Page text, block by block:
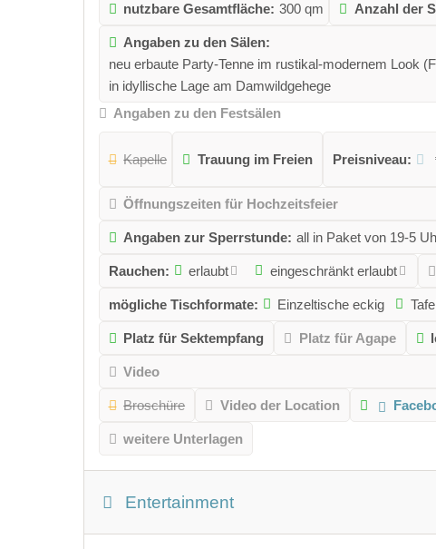
nutzbare Gesamtfläche: 300 qm Anzahl der
Angaben zu den Sälen:
neu erbaute Party-Tenne im rustikal-modernem Look
in idyllische Lage am Damwildgehege
Angaben zu den Festsälen
Kapelle Trauung im Freien Preisniveau:
Öffnungszeiten für Hochzeitsfeier
Angaben zur Sperrstunde: all in Paket von 19-5
Rauchen: erlaubt eingeschränkt erlaubt
mögliche Tischformate: Einzeltische eckig
Platz für Sektempfang Platz für Agape
Video
Broschüre Video der Location
weitere Unterlagen
Entertainment